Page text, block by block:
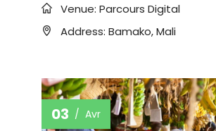
Venue: Parcours Digital
Address: Bamako, Mali
03 Avr